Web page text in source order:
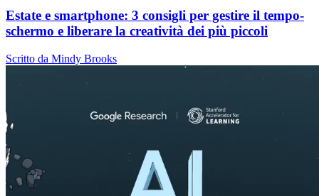
Estate e smartphone: 3 consigli per gestire il tempo-
schermo e liberare la creatività dei più piccoli
Scritto da Mindy Brooks